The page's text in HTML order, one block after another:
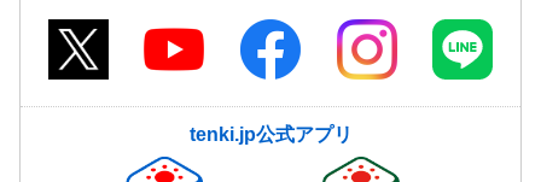
tenki.jp公式アプリ